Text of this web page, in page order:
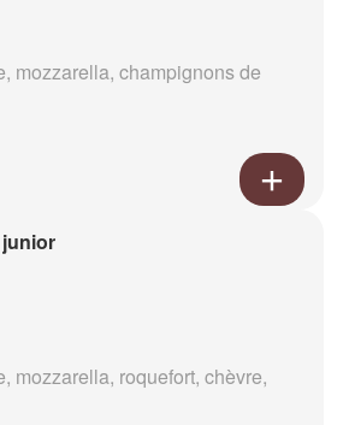
mozzarella, champignons de
junior
mozzarella, roquefort, chèvre,